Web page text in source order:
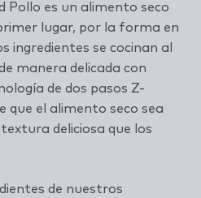
Pollo es un alimento seco
lugar, por la forma en
ingredientes se cocinan al
manera delicada con
de dos pasos Z-
que el alimento seco sea
deliciosa que los
de nuestros